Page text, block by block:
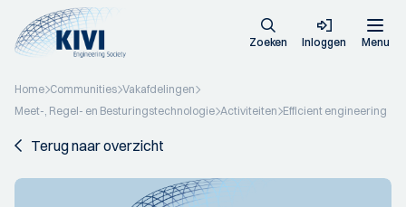
Zoeken Inloggen Menu
Home Communities Vakafdelingen
Meet-, Regel- en Besturingstechnologie Activiteiten Efficient engineering
Terug naar overzicht